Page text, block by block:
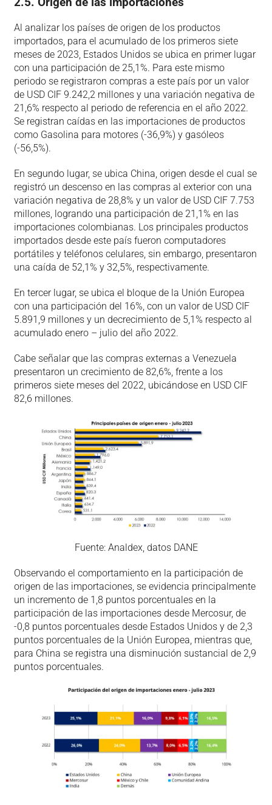
2.5. Origen de las importaciones
Al analizar los países de origen de los productos
importados, para el acumulado de los primeros siete
meses de 2023, Estados Unidos se ubica en primer lugar
con una participación de 25,1%. Para este mismo
periodo se registraron compras a este país por un valor
de USD CIF 9.242,2 millones y una variación negativa de
21,6% respecto al periodo de referencia en el año 2022.
Se registran caídas en las importaciones de productos
como Gasolina para motores (-36,9%) y gasóleos
(-56,5%).
En segundo lugar, se ubica China, origen desde el cual se
registró un descenso en las compras al exterior con una
variación negativa de 28,8% y un valor de USD CIF 7.753
millones, logrando una participación de 21,1% en las
importaciones colombianas. Los principales productos
importados desde este país fueron computadores
portátiles y teléfonos celulares, sin embargo, presentaron
una caída de 52,1% y 32,5%, respectivamente.
En tercer lugar, se ubica el bloque de la Unión Europea
con una participación del 16%, con un valor de USD CIF
5.891,9 millones y un decrecimiento de 5,1% respecto al
acumulado enero – julio del año 2022.
Cabe señalar que las compras externas a Venezuela
presentaron un crecimiento de 82,6%, frente a los
primeros siete meses del 2022, ubicándose en USD CIF
82,6 millones.
Fuente: Analdex, datos DANE
Observando el comportamiento en la participación de
origen de las importaciones, se evidencia principalmente
un incremento de 1,8 puntos porcentuales en la
participación de las importaciones desde Mercosur, de
-0,8 puntos porcentuales desde Estados Unidos y de 2,3
puntos porcentuales de la Unión Europea, mientras que,
para China se registra una disminución sustancial de 2,9
puntos porcentuales.